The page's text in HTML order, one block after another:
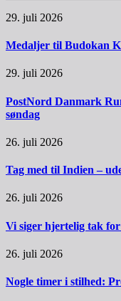
29. juli 2026
Medaljer til Budokan
29. juli 2026
PostNord Danmark
søndag
26. juli 2026
Tag med til Indien –
26. juli 2026
Vi siger hjertelig tak
26. juli 2026
Nogle timer i stilhed: